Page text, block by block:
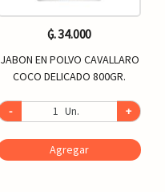
₲. 34.000
JABON EN POLVO CAVALLARO
COCO DELICADO 800GR.
- Un. +
Agregar